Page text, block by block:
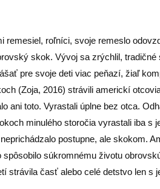
remesiel, roľníci, svoje remeslo
skok. Vývoj sa zrýchlil,
pre svoje deti viac peňazí, žiaľ
(Zoja, 2016) strávili americkí
ani toto. Vyrastali úplne bez otca.
minulého storočia vyrastali iba s
postupne, ale skokom.
súkromnému životu
strávila časť alebo celé detstvo len s